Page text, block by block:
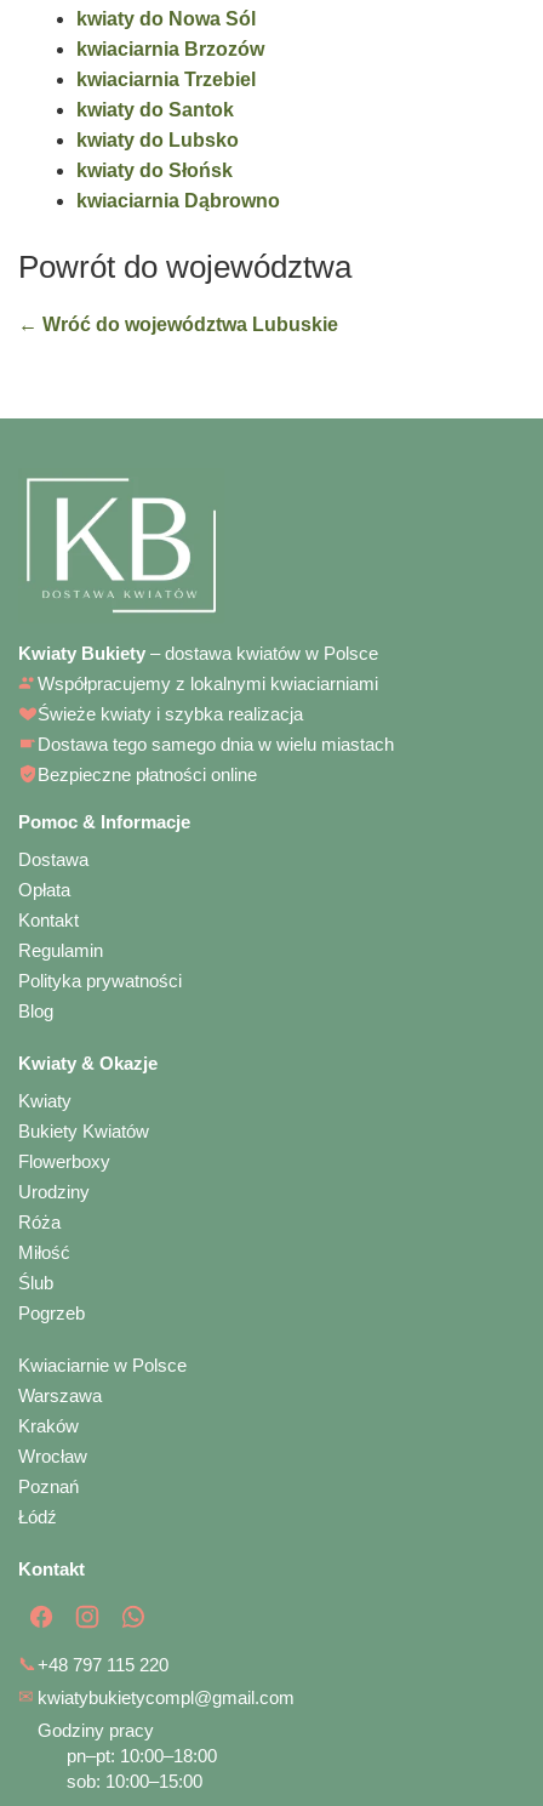
kwiaty do Nowa Sól
kwiaciarnia Brzozów
kwiaciarnia Trzebiel
kwiaty do Santok
kwiaty do Lubsko
kwiaty do Słońsk
kwiaciarnia Dąbrowno
Powrót do województwa
← Wróć do województwa Lubuskie
Kwiaty Bukiety – dostawa kwiatów w Polsce
Współpracujemy z lokalnymi kwiaciarniami
Świeże kwiaty i szybka realizacja
Dostawa tego samego dnia w wielu miastach
Bezpieczne płatności online
Pomoc & Informacje
Dostawa
Opłata
Kontakt
Regulamin
Polityka prywatności
Blog
Kwiaty & Okazje
Kwiaty
Bukiety Kwiatów
Flowerboxy
Urodziny
Róża
Miłość
Ślub
Pogrzeb
Kwiaciarnie w Polsce
Warszawa
Kraków
Wrocław
Poznań
Łódź
Kontakt
📞+48 797 115 220
✉ kwiatybukietycompl@gmail.com
Godziny pracy
pn–pt: 10:00–18:00
sob: 10:00–15:00